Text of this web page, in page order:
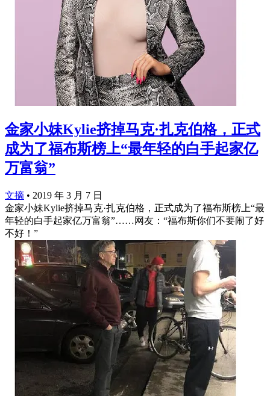
金家小妹Kylie挤掉马克·扎克伯格，正式
成为了福布斯榜上“最年轻的白手起家亿
万富翁”
文摘 • 2019 年 3 月 7 日
金家小妹Kylie挤掉马克·扎克伯格，正式成为了福布斯榜上“最
年轻的白手起家亿万富翁”……网友：“福布斯你们不要闹了好
不好！”